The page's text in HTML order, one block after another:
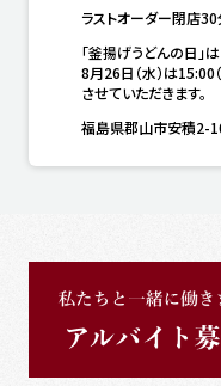
ラストオーダー閉店
「釜揚げうどんの日」
8月26日（水）は
させていただきます。
福島県郡山市安積2-